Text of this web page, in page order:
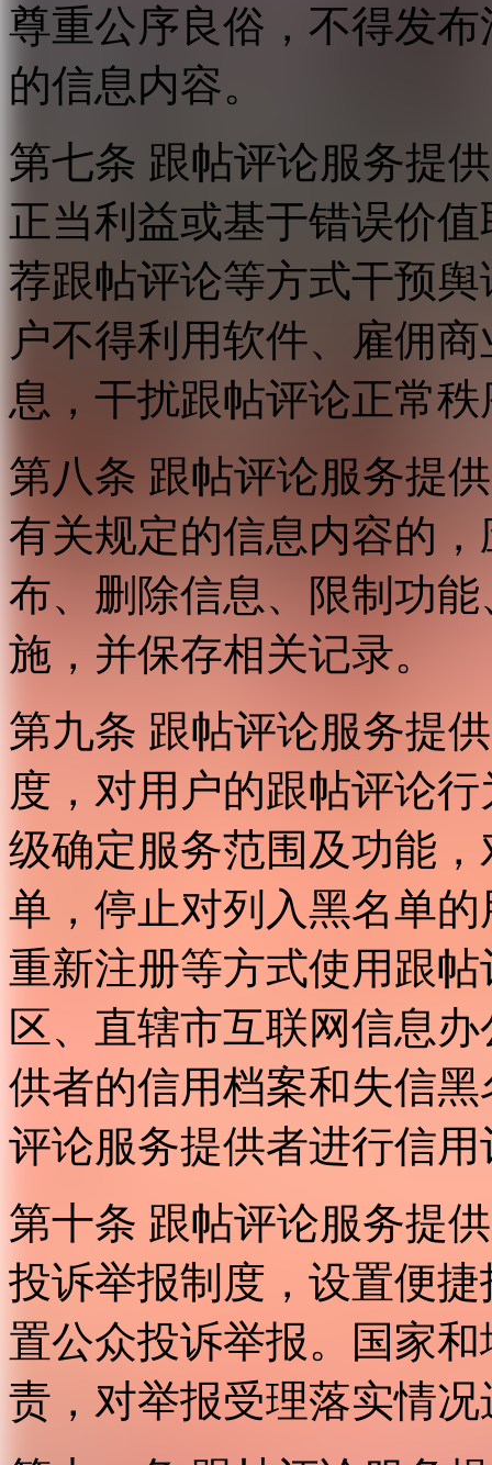
尊重公序良俗，不得发
的信息内容。
第七条 跟帖评论服务提
正当利益或基于错误价
荐跟帖评论等方式干预
户不得利用软件、雇佣
息，干扰跟帖评论正常
第八条 跟帖评论服务提
有关规定的信息内容的
布、删除信息、限制功
施，并保存相关记录。
第九条 跟帖评论服务提
度，对用户的跟帖评论
级确定服务范围及功能
单，停止对列入黑名单
重新注册等方式使用跟
区、直辖市互联网信息
供者的信用档案和失信
评论服务提供者进行信用
第十条 跟帖评论服务提
投诉举报制度，设置便
置公众投诉举报。国家
责，对举报受理落实情